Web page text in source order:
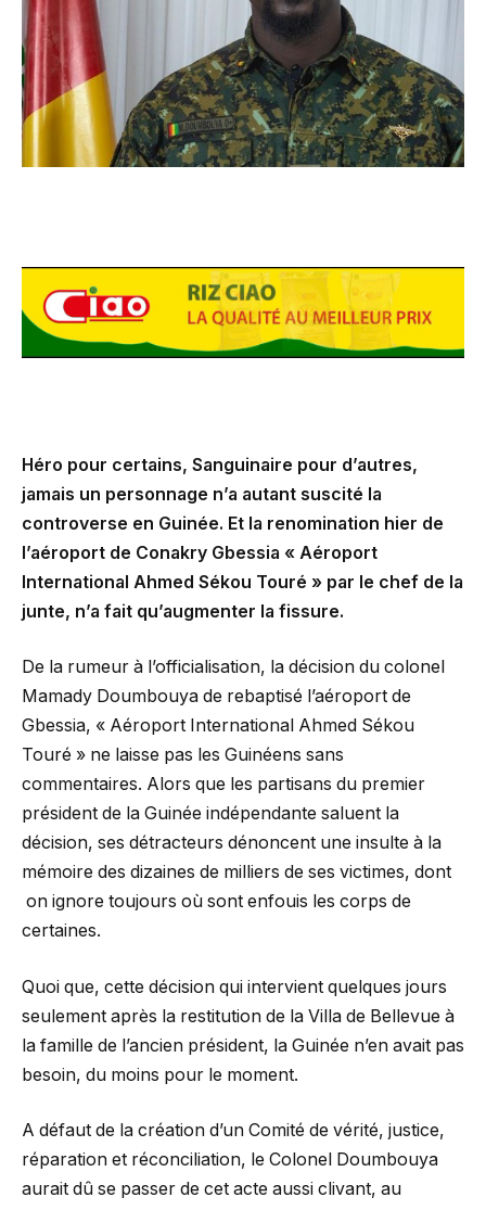
Héro pour certains, Sanguinaire pour d’autres,
jamais un personnage n’a autant suscité la
controverse en Guinée. Et la renomination hier de
l’aéroport de Conakry Gbessia « Aéroport
International Ahmed Sékou Touré » par le chef de la
junte, n’a fait qu’augmenter la fissure.
De la rumeur à l’officialisation, la décision du colonel
Mamady Doumbouya de rebaptisé l’aéroport de
Gbessia, « Aéroport International Ahmed Sékou
Touré » ne laisse pas les Guinéens sans
commentaires. Alors que les partisans du premier
président de la Guinée indépendante saluent la
décision, ses détracteurs dénoncent une insulte à la
mémoire des dizaines de milliers de ses victimes, dont
on ignore toujours où sont enfouis les corps de
certaines.
Quoi que, cette décision qui intervient quelques jours
seulement après la restitution de la Villa de Bellevue à
la famille de l’ancien président, la Guinée n’en avait pas
besoin, du moins pour le moment.
A défaut de la création d’un Comité de vérité, justice,
réparation et réconciliation, le Colonel Doumbouya
aurait dû se passer de cet acte aussi clivant, au